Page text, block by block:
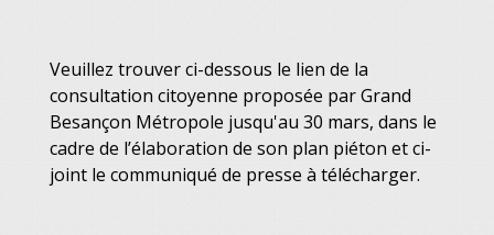
Veuillez trouver ci-dessous le lien de la
consultation citoyenne proposée par Grand
Besançon Métropole jusqu'au 30 mars, dans le
cadre de l’élaboration de son plan piéton et ci-
joint le communiqué de presse à télécharger.